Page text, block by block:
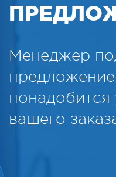
Менеджер
понадобится
вашего